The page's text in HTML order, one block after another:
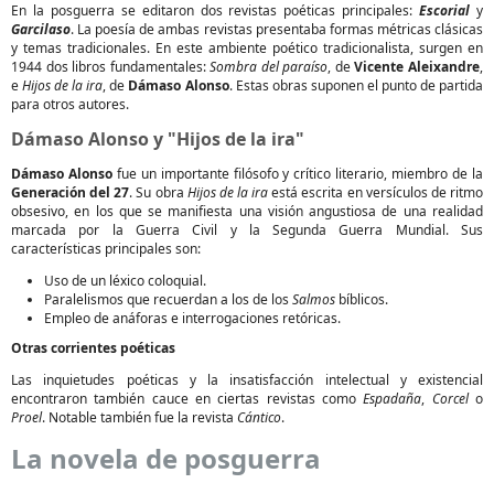
En la posguerra se editaron dos revistas poéticas principales:Escorial y
Garcilaso. La poesía de ambas revistas presentaba formas métricas clásicas
y temas tradicionales. En este ambiente poético tradicionalista, surgen en
1944 dos libros fundamentales:Sombra del paraíso, deVicente Aleixandre,
eHijos de la ira, de Dámaso Alonso. Estas obras suponen el punto de partida
para otros autores.
Dámaso Alonso y "Hijos de la ira"
Dámaso Alonsofue un importante filósofo y crítico literario, miembro de la
Generación del 27. Su obra Hijos de la iraestá escrita en versículos de ritmo
obsesivo, en los que se manifiesta una visión angustiosa de una realidad
marcada por la Guerra Civil y la Segunda Guerra Mundial. Sus
características principales son:
Uso de un léxico coloquial.
Paralelismos que recuerdan a los de los Salmos bíblicos.
Empleo de anáforas e interrogaciones retóricas.
Otras corrientes poéticas
Las inquietudes poéticas y la insatisfacción intelectual y existencial
encontraron también cauce en ciertas revistas comoEspadaña, Corcelo
Proel. Notable también fue la revista Cántico.
La novela de posguerra